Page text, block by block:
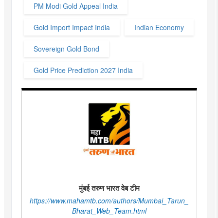
PM Modi Gold Appeal India
Gold Import Impact India Indian Economy
Sovereign Gold Bond
Gold Price Prediction 2027 India
मुंबई तरुण भारत वेब टीम
https://www.mahamtb.com/authors/Mumbai_Tarun_
Bharat_Web_Team.html